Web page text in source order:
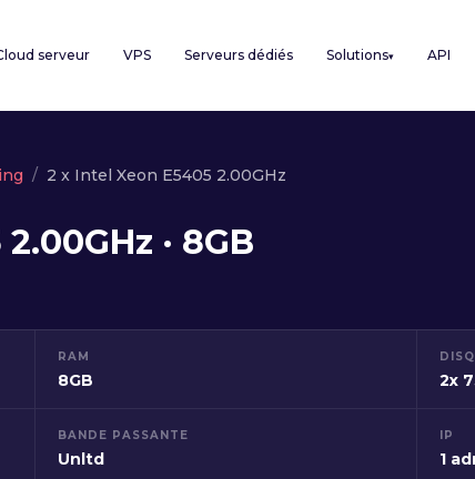
serveur VPS Serveurs dédiés Solutions▾ API
2 x Intel Xeon E5405 2.00GHz
· 8GB
RAM
8GB 2x
BANDE PASSANTE
Unltd
IP
1